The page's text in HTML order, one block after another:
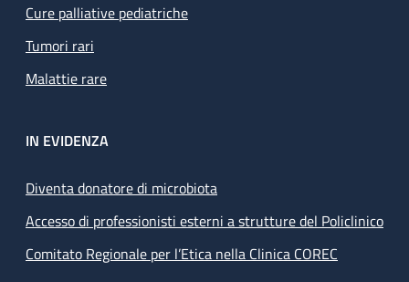
Cure palliative pediatriche
Tumori rari
Malattie rare
IN EVIDENZA
Diventa donatore di microbiota
Accesso di professionisti esterni a strutture del Policlinico
Comitato Regionale per l’Etica nella Clinica COREC